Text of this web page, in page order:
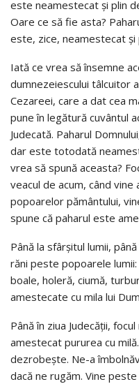
este neamestecat şi plin
Oare ce să fie asta?
este, zice, neamestecat
Iată ce vrea să însemne
dumnezeiescului tâlcuitor
Cezareei, care a dat cea
pune în legătură cuvântul
Judecată. Paharul
dar este totodată
vrea să spună aceasta?
veacul de acum, când
popoarelor pământului,
spune că paharul este
Până la sfârşitul lumii,
răni peste popoarele
boale, holeră, ciumă,
amestecate cu mila lui
Până în ziua Judecăţii,
amestecat pururea cu
dezrobeşte. Ne-a
dacă ne rugăm. Vine